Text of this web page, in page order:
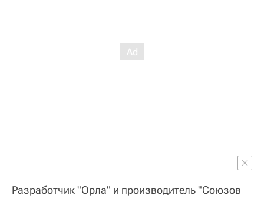
Разработчик "Орла" и производитель "Союзов